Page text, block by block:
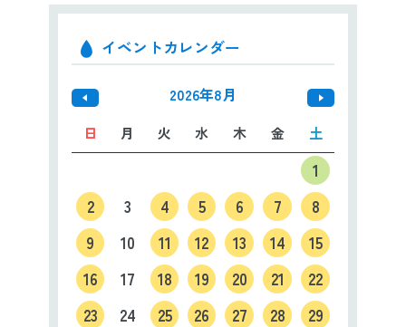
イベントカレンダー
2026年8月
日 月 火 水 木 金 土
1
2
3 4 5 6 7
8
9
10 11 12 13 14
15
16
17 18 19 20 21
22
23
24 25 26 27 28
29